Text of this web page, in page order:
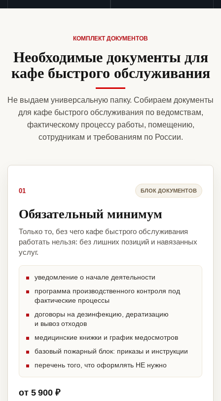
КОМПЛЕКТ ДОКУМЕНТОВ
Необходимые документы для
кафе быстрого обслуживания
Не выдаем универсальную папку. Собираем документы
для кафе быстрого обслуживания по ведомствам,
фактическому процессу работы, помещению,
сотрудникам и требованиям по России.
01 БЛОК ДОКУМЕНТОВ
Обязательный минимум
Только то, без чего кафе быстрого обслуживания
работать нельзя: без лишних позиций и навязанных
услуг.
уведомление о начале деятельности
программа производственного контроля под
фактические процессы
договоры на дезинфекцию, дератизацию
и вывоз отходов
медицинские книжки и график медосмотров
базовый пожарный блок: приказы и инструкции
перечень того, что оформлять НЕ нужно
от 5 900 ₽